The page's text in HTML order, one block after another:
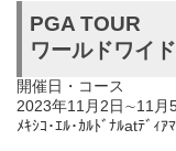
PGA TOUR
ワールドワイ
開催日・コース
2023年11月2日∼11月
ﾒｷｼｺ･ｴﾙ･ｶﾙﾄﾞﾅﾙatﾃﾞｨ